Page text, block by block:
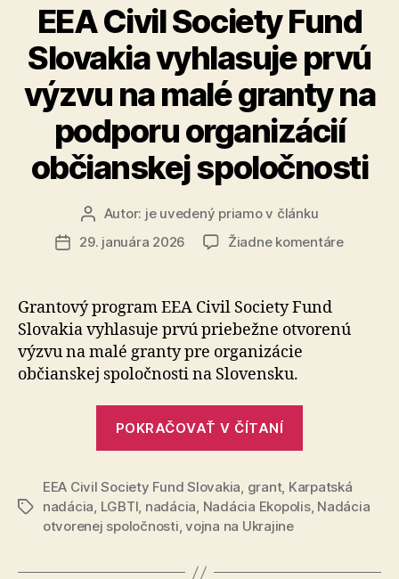
k
verejným
zdrojom“
EEA Civil Society Fund
Slovakia vyhlasuje prvú
výzvu na malé granty na
podporu organizácií
občianskej spoločnosti
Autor
článku
Autor: je uvedený priamo v článku
Dátum
29. januára 2026 Žiadne komentárena
Fund
Slovakia
podporu
Grantový program EEA Civil Society Fund
Slovakia vy­hla­su­je prvú priebežne otvorenú
výzvu na malé granty pre organizácie
občianskej spoločnosti na Slovensku.
POKRAČOVAŤ V ČÍTANÍ
Fund
Slovakia
Značky
EEA Civil Society Fund Slovakia, grant, Karpatská
nadácia, LGBTI, nadácia, Nadácia Ekopolis, Nadácia
otvorenej spoločnosti,vojna na Ukrajine